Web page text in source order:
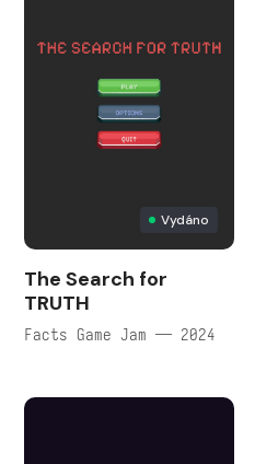
Vydáno
The Search for
TRUTH
Facts Game Jam — 2024